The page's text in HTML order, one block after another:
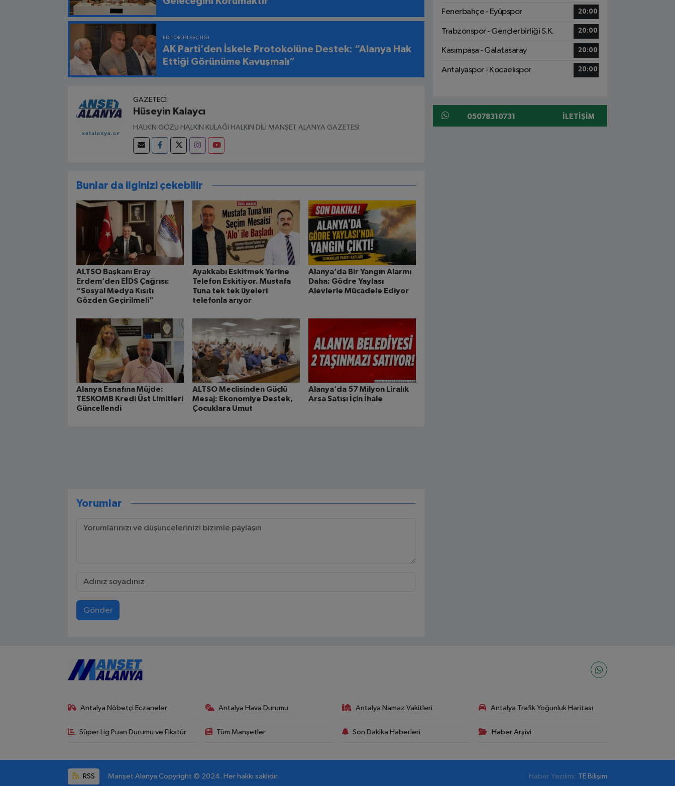
EDITÖRÜN SEÇTIĞI
AK Parti’den İskele Protokolüne Destek: “Alanya Hak
Ettiği Görünüme Kavuşmalı”
GAZETECI
Hüseyin Kalaycı
HALKIN GÖZÜ HALKIN KULAĞI HALKIN DİLİ MANŞET ALANYA GAZETESİ
Bunlar da ilginizi çekebilir
ALTSO Başkanı Eray
Erdem’den EİDS Çağrısı:
“Sosyal Medya Kısıtı
Gözden Geçirilmeli”
Ayakkabı Eskitmek Yerine
Telefon Eskitiyor. Mustafa
Tuna tek tek üyeleri
telefonla arıyor
Alanya’da Bir Yangın Alarmı
Daha: Gödre Yaylası
Alevlerle Mücadele Ediyor
Alanya Esnafına Müjde:
TESKOMB Kredi Üst Limitleri
Güncellendi
ALTSO Meclisinden Güçlü
Mesaj: Ekonomiye Destek,
Çocuklara Umut
Alanya’da 57 Milyon Liralık
Arsa Satışı İçin İhale
Yorumlar
Gönder
Fenerbahçe - Eyüpspor 20:00
Trabzonspor - Gençlerbirliği S.K. 20:00
Kasımpaşa - Galatasaray 20:00
Antalyaspor - Kocaelispor 20:00
05078310731 İLETIŞIM
Antalya Nöbetçi Eczaneler Antalya Hava Durumu Antalya Namaz Vakitleri Antalya Trafik Yoğunluk Haritası
Süper Lig Puan Durumu ve Fikstür Tüm Manşetler Son Dakika Haberleri Haber Arşivi
RSS Manşet Alanya Copyright © 2024. Her hakkı saklıdır. Haber Yazılımı: TE Bilişim